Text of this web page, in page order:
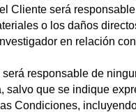
Cliente será
o los daños
en relación
será responsable de
salvo que se indique
Condiciones,